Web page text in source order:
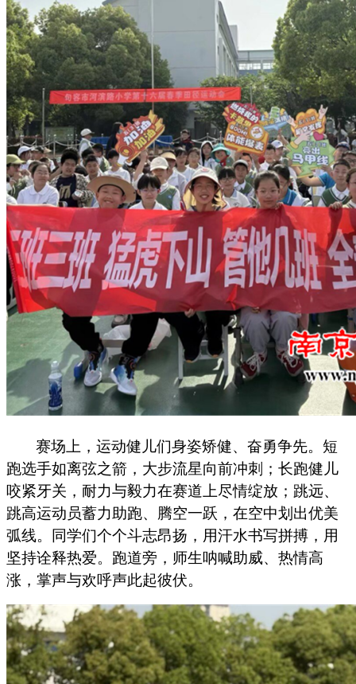
赛场上，运动健儿们身姿矫健、奋勇争先。短
跑选手如离弦之箭，大步流星向前冲刺；长跑健儿
咬紧牙关，耐力与毅力在赛道上尽情绽放；跳远、
跳高运动员蓄力助跑、腾空一跃，在空中划出优美
弧线。同学们个个斗志昂扬，用汗水书写拼搏，用
坚持诠释热爱。跑道旁，师生呐喊助威、热情高
涨，掌声与欢呼声此起彼伏。